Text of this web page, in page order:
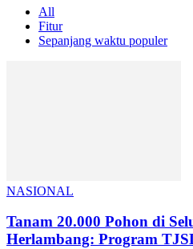
All
Fitur
Sepanjang waktu populer
NASIONAL
Tanam 20.000 Pohon di
Herlambang: Program